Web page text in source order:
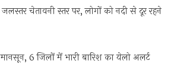
चेतावनी स्तर पर, लोगों को नदी से दूर रहने
6 जिलों में भारी बारिश का येलो अलर्ट